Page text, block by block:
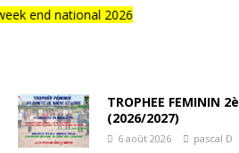
end national 2026
TROPHEE FEMININ
(2026/2027)
6 août 2026 pascal D